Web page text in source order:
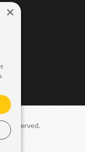
reserved.
×